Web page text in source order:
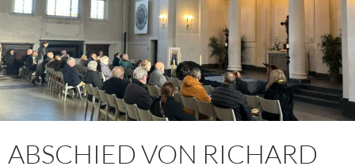
ABSCHIED VON RICHARD